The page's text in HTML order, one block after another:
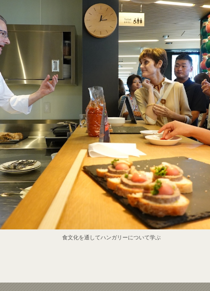
食文化を通してハンガリーについて学ぶ